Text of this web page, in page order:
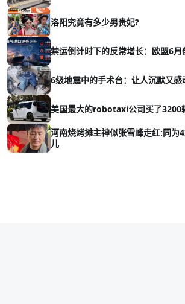
洛阳究竟有多少男贵妃?
禁运倒计时下的反常增长：欧盟6
6级地震中的手术台：让人沉默又感
美国最大的robotaxi公司买了3200
河南烧烤摊主神似张雪峰走红:同为
儿